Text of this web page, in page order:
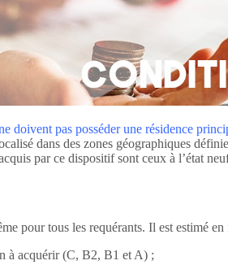
doivent pas posséder une résidence
dans des zones géographiques
par ce dispositif sont ceux à l’état
pour tous les requérants. Il est estimé
à acquérir (C, B2, B1 et A) ;